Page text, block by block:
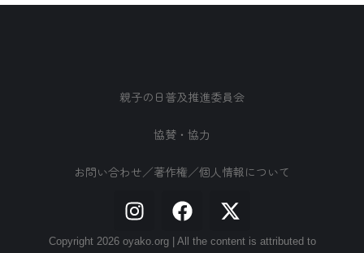
親子の日普及推進委員会
協賛・協力
お問い合わせ／著作権／個人情報について
Copyright 2026 oyako.org | All the content is attributed to